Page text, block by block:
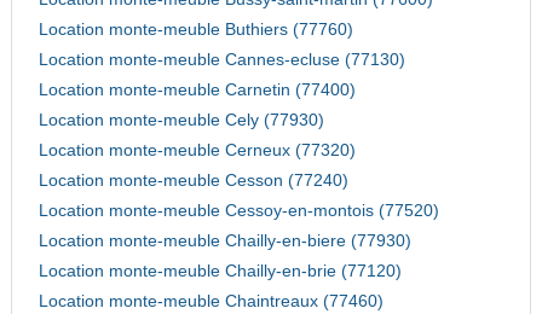
Location monte-meuble Buthiers (77760)
Location monte-meuble Cannes-ecluse (77130)
Location monte-meuble Carnetin (77400)
Location monte-meuble Cely (77930)
Location monte-meuble Cerneux (77320)
Location monte-meuble Cesson (77240)
Location monte-meuble Cessoy-en-montois (77520)
Location monte-meuble Chailly-en-biere (77930)
Location monte-meuble Chailly-en-brie (77120)
Location monte-meuble Chaintreaux (77460)